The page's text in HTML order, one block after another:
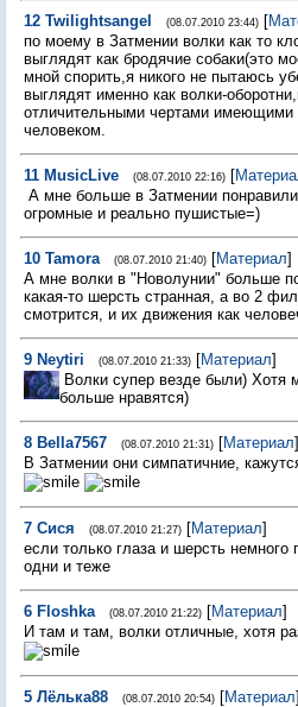
12 Twilightsangel (08.07.2010 23:44) [
по моему в Затмении волки как то
выглядят как бродячие собаки(это
мной спорить,я никого не пытаюсь
выглядят именно как волки-
отличительными чертами имеющими
человеком.
11 MusicLive (08.07.2010 22:16) [
А мне больше в Затмении
огромные и реально пушистые=)
10 Tamora (08.07.2010 21:40) [Материал]
А мне волки в "Новолунии" больше
какая-то шерсть странная, а во 2
смотрится, и их движения как
9 Neytiri (08.07.2010 21:33) [Материал]
Волки супер везде были) Хотя
больше нравятся)
8 Bella7567 (08.07.2010 21:31) [Материал]
В Затмении они симпатичние,
7 Сися (08.07.2010 21:27) [Материал]
если только глаза и шерсть немного
одни и теже
6 Floshka (08.07.2010 21:22) [Материал]
И там и там, волки отличные, хотя
5 Лёлька88 (08.07.2010 20:54) [Материал]